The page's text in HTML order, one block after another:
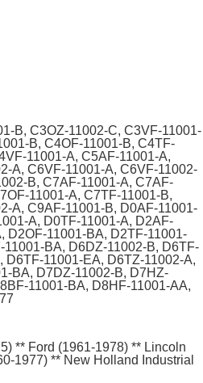
B, C3OZ-11002-C, C3VF-11001-
B, C4OF-11001-B, C4TF-
11001-A, C5AF-11001-A,
A, C6VF-11001-A, C6VF-11002-
B, C7AF-11001-A, C7AF-
11001-A, C7TF-11001-B,
A, C9AF-11001-B, D0AF-11001-
A, D0TF-11001-A, D2AF-
D2OF-11001-BA, D2TF-11001-
BA, D6DZ-11002-B, D6TF-
D6TF-11001-EA, D6TZ-11002-A,
BA, D7DZ-11002-B, D7HZ-
11001-BA, D8HF-11001-AA,
** Ford (1961-1978) ** Lincoln
1977) ** New Holland Industrial